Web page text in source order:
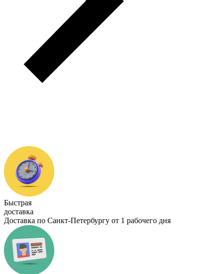
Быстрая
доставка
Доставка по Санкт-Петербургу от 1 рабочего дня